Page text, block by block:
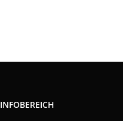
INFOBEREICH